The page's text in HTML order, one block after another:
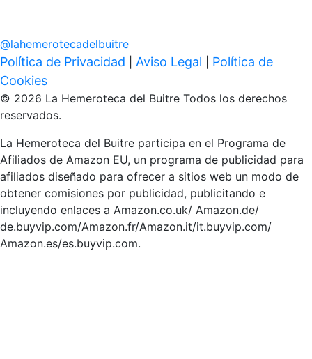
@lahemerotecadelbuitre
Política de Privacidad Aviso Legal
Política de
Cookies
© 2026 La Hemeroteca del Buitre Todos los derechos
reservados.
La Hemeroteca del Buitre participa en el Programa de
Afiliados de Amazon EU, un programa de publicidad para
afiliados diseñado para ofrecer a sitios web un modo de
obtener comisiones por publicidad, publicitando e
incluyendo enlaces a Amazon.co.uk/ Amazon.de/
de.buyvip.com/Amazon.fr/Amazon.it/it.buyvip.com/
Amazon.es/es.buyvip.com.